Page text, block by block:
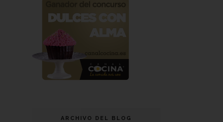
ARCHIVO DEL BLOG